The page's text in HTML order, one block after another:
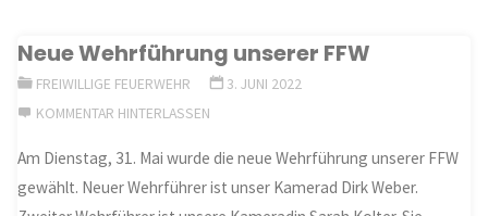
Holzheime.V."
Neue Wehrführung unserer FFW
FREIWILLIGE FEUERWEHR
3. JUNI 2022
KOMMENTAR HINTERLASSEN
Am Dienstag, 31. Mai wurde die neue Wehrführung unserer FFW
gewählt. Neuer Wehrführer ist unser Kamerad Dirk Weber.